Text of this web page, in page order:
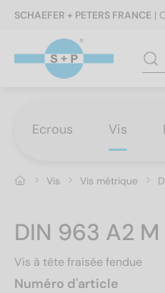
SCHAEFER + PETERS FRANCE |
Ecrous Vis
Vis Vis métrique
DIN 963 A2
Vis à tête fraisée fendue
Numéro d'article